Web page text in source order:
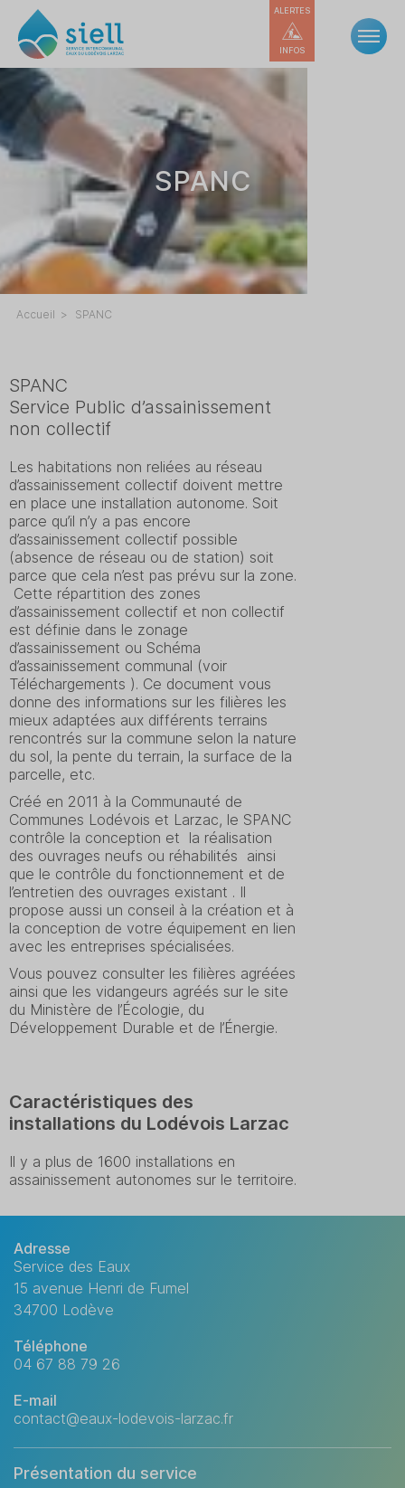
SPANC
Accueil SPANC
ALERTES
INFOS
SPANC
Service Public d’assainissement
non collectif
Les habitations non reliées au réseau
d’assainissement collectif doivent mettre
en place une installation autonome. Soit
parce qu’il n’y a pas encore
d’assainissement collectif possible
(absence de réseau ou de station) soit
parce que cela n’est pas prévu sur la zone.
Cette répartition des zones
d’assainissement collectif et non collectif
est définie dans le zonage
d’assainissement ou Schéma
d’assainissement communal (voir
Téléchargements ). Ce document vous
donne des informations sur les filières les
mieux adaptées aux différents terrains
rencontrés sur la commune selon la nature
du sol, la pente du terrain, la surface de la
parcelle, etc.
Créé en 2011 à la Communauté de
Communes Lodévois et Larzac, le SPANC
contrôle la conception et la réalisation
des ouvrages neufs ou réhabilités ainsi
que le contrôle du fonctionnement et de
l’entretien des ouvrages existant . Il
propose aussi un conseil à la création et à
la conception de votre équipement en lien
avec les entreprises spécialisées.
Vous pouvez consulter les filières agréées
ainsi que les vidangeurs agréés sur le site
du Ministère de l’Écologie, du
Développement Durable et de l’Énergie.
Caractéristiques des
installations du Lodévois Larzac
Il y a plus de 1600 installations en
assainissement autonomes sur le territoire.
Adresse
Service des Eaux
15 avenue Henri de Fumel
34700 Lodève
Téléphone
04 67 88 79 26
E-mail
contact@eaux-lodevois-larzac.fr
Présentation du service